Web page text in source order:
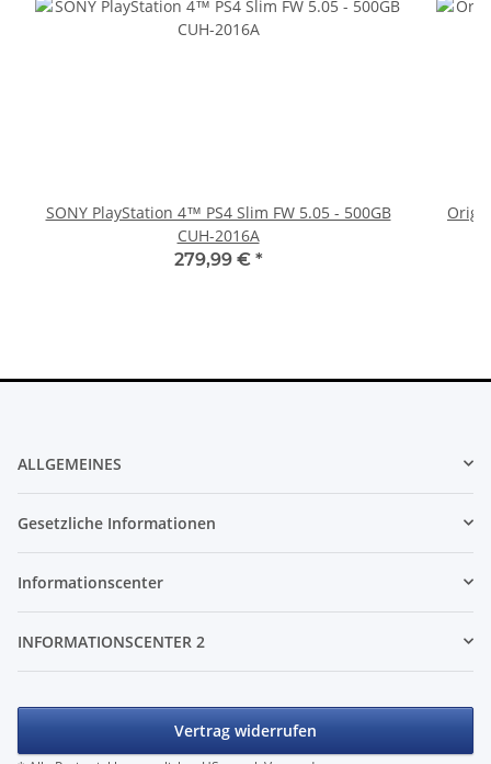
SONY PlayStation 4™ PS4 Slim FW 5.05 - 500GB
CUH-2016A
279,99 € *
ALLGEMEINES
Gesetzliche Informationen
Informationscenter
INFORMATIONSCENTER 2
Vertrag widerrufen